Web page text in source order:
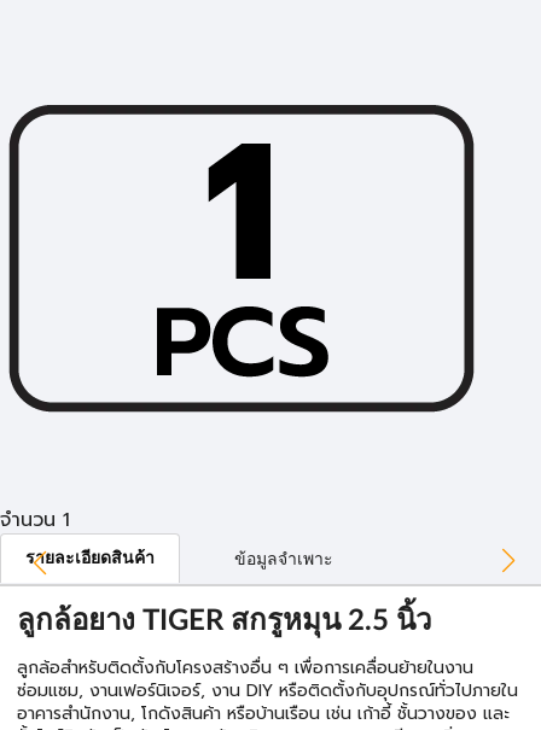
จำนวน 1
รายละเอียดสินค้า ข้อมูลจำเพาะ
ลูกล้อยาง TIGER สกรูหมุน 2.5 นิ้ว
ลูกล้อสำหรับติดตั้งกับโครงสร้างอื่น ๆ เพื่อการเคลื่อนย้ายในงาน
ซ่อมแซม, งานเฟอร์นิเจอร์, งาน DIY หรือติดตั้งกับอุปกรณ์ทั่วไปภายใน
อาคารสำนักงาน, โกดังสินค้า หรือบ้านเรือน เช่น เก้าอี้ ชั้นวางของ และ